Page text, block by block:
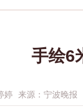
手绘6
婷 来源： 宁波晚报